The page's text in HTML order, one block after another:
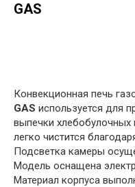
GAS
Конвекционная печь
GAS используется для
выпечки хлебобулочных
легко чистится
Подсветка камеры
Модель оснащена
Материал корпуса